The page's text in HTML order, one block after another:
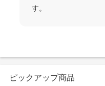
す。
ピックアップ商品